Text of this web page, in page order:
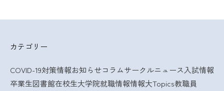
カテゴリー
COVID-19対策情報お知らせコラムサークルニュース入試情報
卒業生図書館在校生大学院就職情報情報大Topics教職員